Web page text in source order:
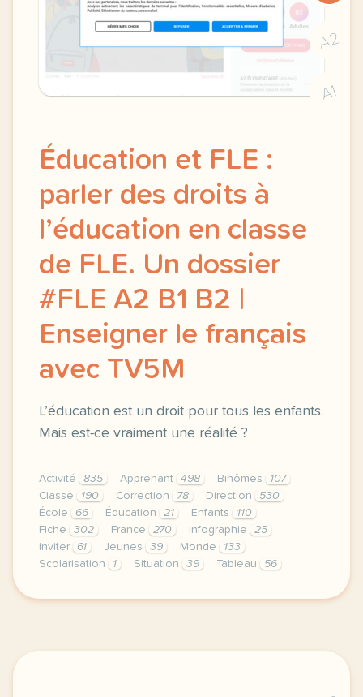
A2
A1
Éducation et FLE :
parler des droits à
l’éducation en classe
de FLE. Un dossier
#FLE A2 B1 B2 |
Enseigner le français
avec TV5M
L’éducation est un droit pour tous les enfants.
Mais est-ce vraiment une réalité ?
Activité 835 Apprenant 498 Binômes
107
Classe
190 Correction 78 Direction
530
École
66 Éducation 21 Enfants
110
Fiche
302 France 270 Infographie
25
Inviter
61 Jeunes 39 Monde
133
Scolarisation
1 Situation 39 Tableau 56
didomi host didomi components button cursor